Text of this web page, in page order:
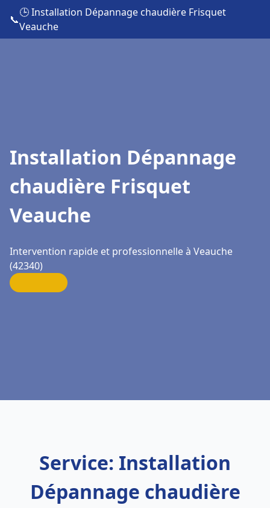
📞
🕒 Installation Dépannage chaudière Frisquet
Veauche
Installation Dépannage
chaudière Frisquet
Veauche
Intervention rapide et professionnelle à Veauche
(42340)
Service: Installation
Dépannage chaudière